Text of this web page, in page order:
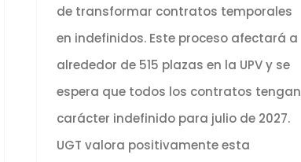
de transformar contratos temporales
en indefinidos. Este proceso afectará a
alrededor de 515 plazas en la UPV y se
espera que todos los contratos tengan
carácter indefinido para julio de 2027.
UGT valora positivamente esta